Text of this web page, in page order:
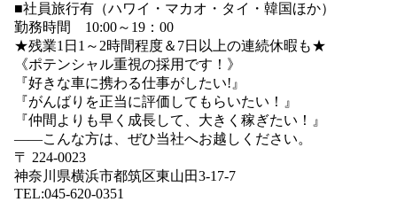
■社員旅行有（ハワイ・マカオ・タイ・韓国ほか）
勤務時間 10:00～19：00
★残業1日1～2時間程度＆7日以上の連続休暇も★
《ポテンシャル重視の採用です！》
『好きな車に携わる仕事がしたい!』
『がんばりを正当に評価してもらいたい！』
『仲間よりも早く成長して、大きく稼ぎたい！』
――こんな方は、ぜひ当社へお越しください。
〒 224-0023
神奈川県横浜市都筑区東山田3-17-7
TEL:045-620-0351